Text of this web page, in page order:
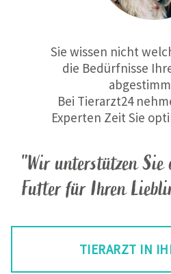
"Wir unterstützen
Futter für Ihren
Sie wissen nicht
die Bedürfnisse
Bei Tierarzt24
Experten Zeit Sie
TIERARZT IN